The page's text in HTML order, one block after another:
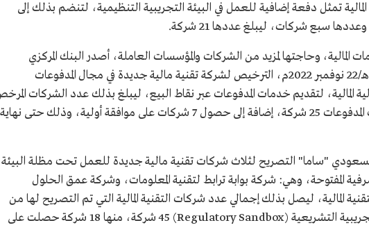
تمثل دفعة إضافية للعمل في البيئة التجريبية التنظيمية، لتنضم بذلك إلى
سبع شركات، ليبلغ عددها 21 شركة.
المالية، وحاجتها لمزيد من الشركات والمؤسسات العاملة، أصدر البنك المركزي
السعودي، في 28 ربيع الآخر 1444هـ/22 نوفمبر 2022م، الترخيص لشركة تقنية مالية جديدة في مجال المدفوعات
المالية، لتقديم خدمات المدفوعات عبر نقاط البيع، ليبلغ بذلك عدد الشركات
لها من قِبل البنك لتقديم خدمات المدفوعات 25 شركة، إضافة إلى حصول 7 شركات على موافقة أولية، وذلك حتى نهاية
السعودي "ساما" التصريح لثلاث شركات تقنية مالية جديدة للعمل تحت مظلة البيئة
المفتوحة، وهي: شركة بوابة ترابط لتقنية المعلومات، وشركة عمق الحلول
المالية، ليصل بذلك إجمالي عدد شركات التقنية المالية التي تم التصريح لها من
قِبل البنك المركزي ضمن البيئة التجريبية التشريعية (Regulatory Sandbox) 45 شركة، منها 18 شركة حصلت على